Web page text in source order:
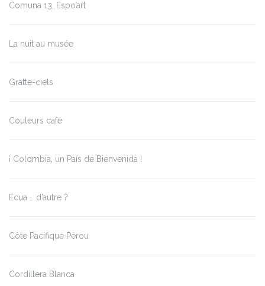
Comuna 13, Espo’art
La nuit au musée
Gratte-ciels
Couleurs café
¡ Colombia, un País de Bienvenida !
Ecua … d’autre ?
Côte Pacifique Pérou
Cordillera Blanca